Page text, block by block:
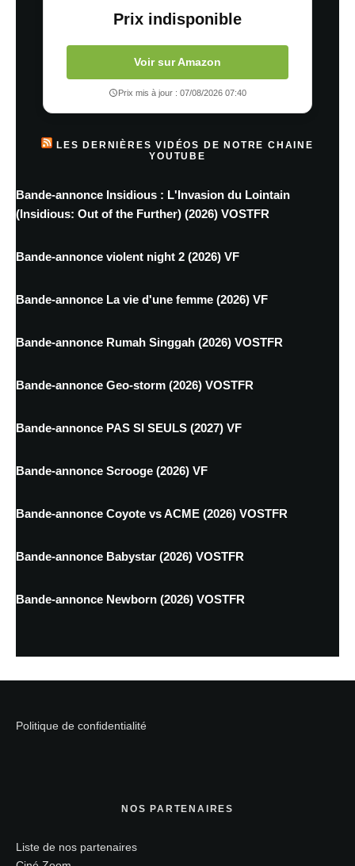
Prix indisponible
Voir sur Amazon
Prix mis à jour : 07/08/2026 07:40
LES DERNIÈRES VIDÉOS DE NOTRE CHAINE
YOUTUBE
Bande-annonce Insidious : L'Invasion du Lointain
(Insidious: Out of the Further) (2026) VOSTFR
Bande-annonce violent night 2 (2026) VF
Bande-annonce La vie d'une femme (2026) VF
Bande-annonce Rumah Singgah (2026) VOSTFR
Bande-annonce Geo-storm (2026) VOSTFR
Bande-annonce PAS SI SEULS (2027) VF
Bande-annonce Scrooge (2026) VF
Bande-annonce Coyote vs ACME (2026) VOSTFR
Bande-annonce Babystar (2026) VOSTFR
Bande-annonce Newborn (2026) VOSTFR
Politique de confidentialité
NOS PARTENAIRES
Liste de nos partenaires